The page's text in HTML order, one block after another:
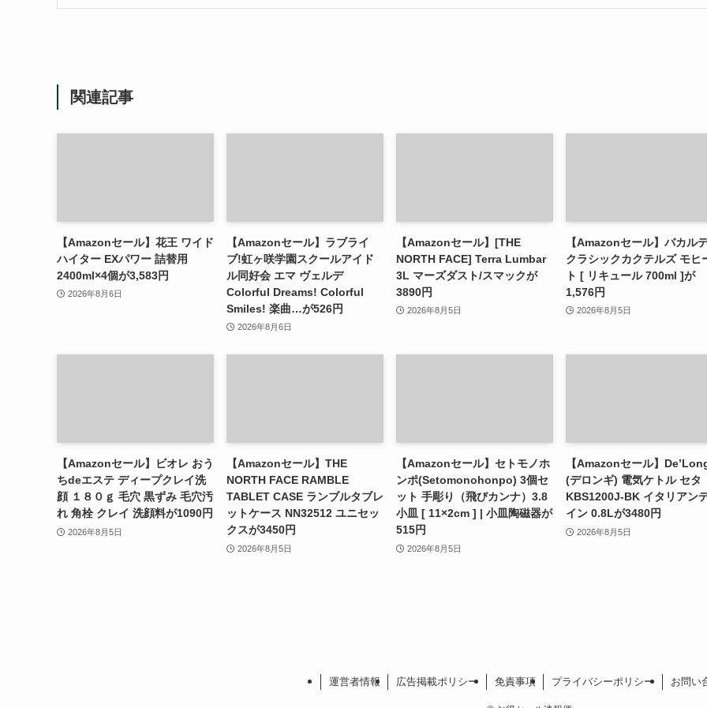
関連記事
【Amazonセール】花王 ワイド
ハイター EXパワー 詰替用
2400ml×4個が3,583円
2026年8月6日
【Amazonセール】ラブライ
ブ!虹ヶ咲学園スクールアイド
ル同好会 エマ ヴェルデ
Colorful Dreams! Colorful
Smiles! 楽曲…が526円
2026年8月6日
【Amazonセール】[THE
NORTH FACE] Terra Lumbar
3L マーズダスト/スマックが
3890円
2026年8月5日
【Amazonセール】バカル
クラシックカクテルズ モヒ
ト [ リキュール 700ml ]が
1,576円
2026年8月5日
【Amazonセール】ビオレ おう
ちdeエステ ディープクレイ洗
顔 １８０ｇ 毛穴 黒ずみ 毛穴汚
れ 角栓 クレイ 洗顔料が1090円
2026年8月5日
【Amazonセール】THE
NORTH FACE RAMBLE
TABLET CASE ランブルタブレ
ットケース NN32512 ユニセッ
クスが3450円
2026年8月5日
【Amazonセール】セトモノホ
ンポ(Setomonohonpo) 3個セ
ット 手彫り（飛びカンナ）3.8
小皿 [ 11×2cm ] | 小皿陶磁器が
515円
2026年8月5日
【Amazonセール】
(デロンギ) 電気ケトル セタ
KBS1200J-BK イタリアン
イン 0.8Lが3480円
2026年8月5日
運営者情報 広告掲載ポリシー 免責事項 プライバシーポリシー お問い